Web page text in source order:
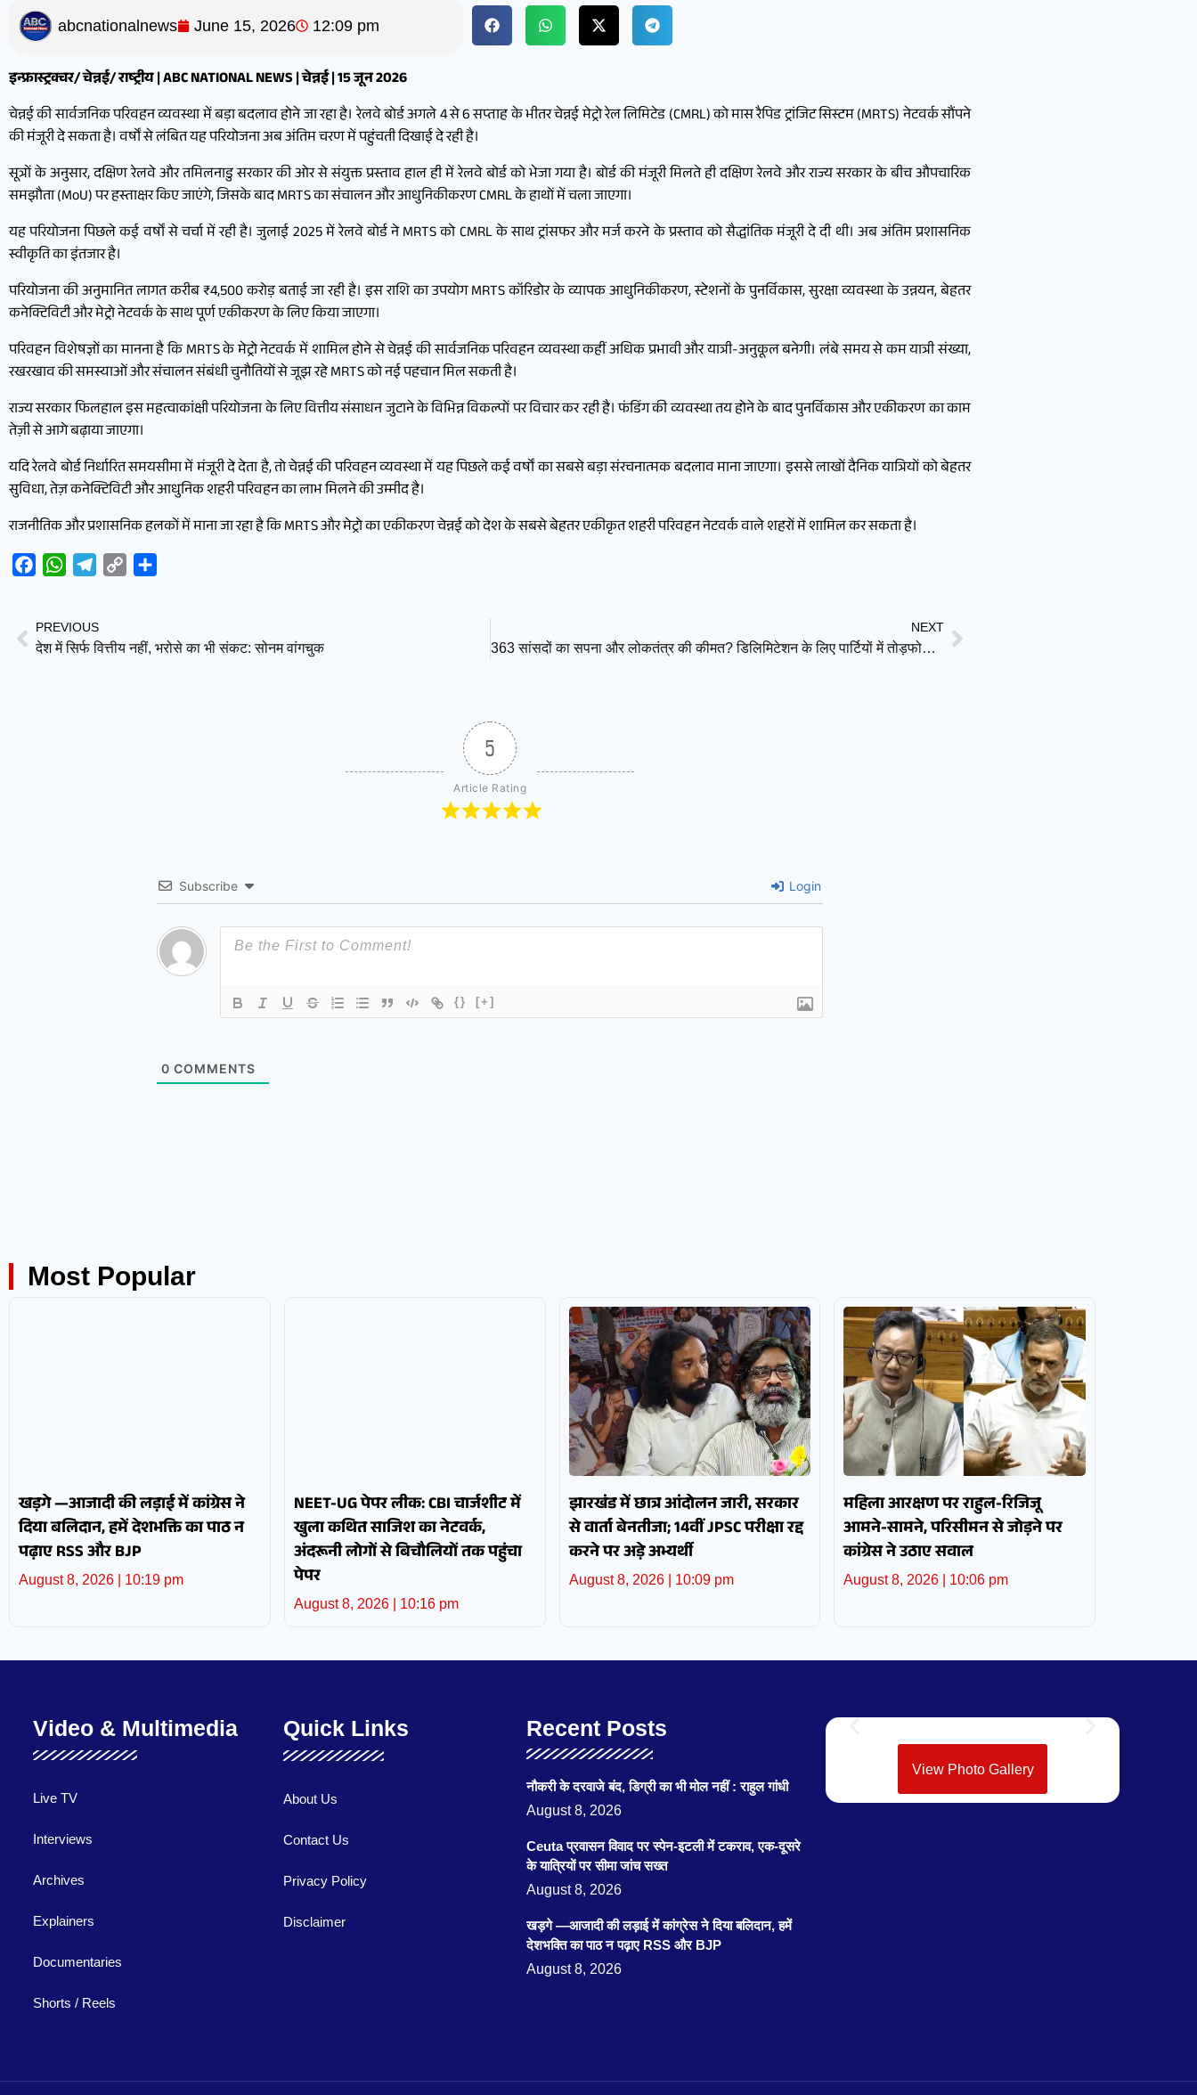
abcnationalnews June 15, 2026 12:09 pm
इन्फ्रास्ट्रक्चर/ चेन्नई/ राष्ट्रीय | ABC NATIONAL NEWS | चेन्नई | 15 जून 2026
चेन्नई की सार्वजनिक परिवहन व्यवस्था में बड़ा बदलाव होने जा रहा है। रेलवे बोर्ड अगले 4 से 6 सप्ताह के भीतर चेन्नई मेट्रो रेल लिमिटेड (CMRL) को मास रैपिड ट्रांजिट सिस्टम (MRTS) नेटवर्क सौंपने
की मंजूरी दे सकता है। वर्षों से लंबित यह परियोजना अब अंतिम चरण में पहुंचती दिखाई दे रही है।
सूत्रों के अनुसार, दक्षिण रेलवे और तमिलनाडु सरकार की ओर से संयुक्त प्रस्ताव हाल ही में रेलवे बोर्ड को भेजा गया है। बोर्ड की मंजूरी मिलते ही दक्षिण रेलवे और राज्य सरकार के बीच औपचारिक
समझौता (MoU) पर हस्ताक्षर किए जाएंगे, जिसके बाद MRTS का संचालन और आधुनिकीकरण CMRL के हाथों में चला जाएगा।
यह परियोजना पिछले कई वर्षों से चर्चा में रही है। जुलाई 2025 में रेलवे बोर्ड ने MRTS को CMRL के साथ ट्रांसफर और मर्ज करने के प्रस्ताव को सैद्धांतिक मंजूरी दे दी थी। अब अंतिम प्रशासनिक
स्वीकृति का इंतजार है।
परियोजना की अनुमानित लागत करीब ₹4,500 करोड़ बताई जा रही है। इस राशि का उपयोग MRTS कॉरिडोर के व्यापक आधुनिकीकरण, स्टेशनों के पुनर्विकास, सुरक्षा व्यवस्था के उन्नयन, बेहतर
कनेक्टिविटी और मेट्रो नेटवर्क के साथ पूर्ण एकीकरण के लिए किया जाएगा।
परिवहन विशेषज्ञों का मानना है कि MRTS के मेट्रो नेटवर्क में शामिल होने से चेन्नई की सार्वजनिक परिवहन व्यवस्था कहीं अधिक प्रभावी और यात्री-अनुकूल बनेगी। लंबे समय से कम यात्री संख्या,
रखरखाव की समस्याओं और संचालन संबंधी चुनौतियों से जूझ रहे MRTS को नई पहचान मिल सकती है।
राज्य सरकार फिलहाल इस महत्वाकांक्षी परियोजना के लिए वित्तीय संसाधन जुटाने के विभिन्न विकल्पों पर विचार कर रही है। फंडिंग की व्यवस्था तय होने के बाद पुनर्विकास और एकीकरण का काम
तेज़ी से आगे बढ़ाया जाएगा।
यदि रेलवे बोर्ड निर्धारित समयसीमा में मंजूरी दे देता है, तो चेन्नई की परिवहन व्यवस्था में यह पिछले कई वर्षों का सबसे बड़ा संरचनात्मक बदलाव माना जाएगा। इससे लाखों दैनिक यात्रियों को बेहतर
सुविधा, तेज़ कनेक्टिविटी और आधुनिक शहरी परिवहन का लाभ मिलने की उम्मीद है।
राजनीतिक और प्रशासनिक हलकों में माना जा रहा है कि MRTS और मेट्रो का एकीकरण चेन्नई को देश के सबसे बेहतर एकीकृत शहरी परिवहन नेटवर्क वाले शहरों में शामिल कर सकता है।
FacebookWhatsAppTelegram
Copy
PREVIOUS
देश में सिर्फ वित्तीय नहीं, भरोसे का भी संकट: सोनम वांगचुक
NEXT
363 सांसदों का सपना और लोकतंत्र की कीमत? डिलिमिटेशन के लिए पार्टियों में तोड़फोड़ की रणनीति
5
Article Rating
Subscribe Login
{} [+]
0 COMMENTS
Most Popular
खड़गे —आजादी की लड़ाई में कांग्रेस ने
दिया बलिदान, हमें देशभक्ति का पाठ न
पढ़ाए RSS और BJP
August 8, 2026 10:19 pm
NEET-UG पेपर लीक: CBI चार्जशीट में
खुला कथित साजिश का नेटवर्क,
अंदरूनी लोगों से बिचौलियों तक पहुंचा
पेपर
August 8, 2026 10:16 pm
झारखंड में छात्र आंदोलन जारी, सरकार
से वार्ता बेनतीजा; 14वीं JPSC परीक्षा रद्द
करने पर अड़े अभ्यर्थी
August 8, 2026 10:09 pm
महिला आरक्षण पर राहुल-रिजिजू
आमने-सामने, परिसीमन से जोड़ने पर
कांग्रेस ने उठाए सवाल
August 8, 2026 10:06 pm
Video & Multimedia
Live TV
Interviews
Archives
Explainers
Documentaries
Shorts / Reels
Quick Links
About Us
Contact Us
Privacy Policy
Disclaimer
Recent Posts
नौकरी के दरवाजे बंद, डिग्री का भी मोल नहीं : राहुल गांधी
August 8, 2026
Ceuta प्रवासन विवाद पर स्पेन-इटली में टकराव, एक-दूसरे
के यात्रियों पर सीमा जांच सख्त
August 8, 2026
खड़गे —आजादी की लड़ाई में कांग्रेस ने दिया बलिदान, हमें
देशभक्ति का पाठ न पढ़ाए RSS और BJP
August 8, 2026
View Photo Gallery